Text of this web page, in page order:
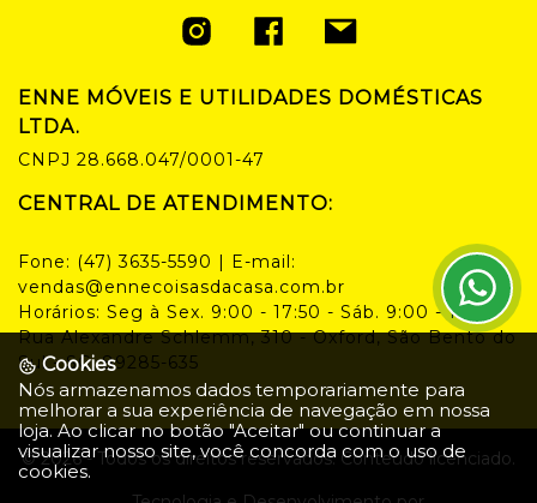
ENNE MÓVEIS E UTILIDADES DOMÉSTICAS
LTDA.
CNPJ 28.668.047/0001-47
CENTRAL DE ATENDIMENTO:
Fone: (47) 3635-5590 | E-mail:
vendas@ennecoisasdacasa.com.br
Horários: Seg à Sex. 9:00 - 17:50 - Sáb. 9:00 - 14:00
Rua Alexandre Schlemm, 310 - Oxford, São Bento do
Sul - SC, 89285-635
©2026- Todos os direitos reservados. Conteúdo licenciado.
Cookies
Nós armazenamos dados temporariamente para
melhorar a sua experiência de navegação em nossa
loja. Ao clicar no botão "Aceitar" ou continuar a
visualizar nosso site, você concorda com o uso de
cookies.